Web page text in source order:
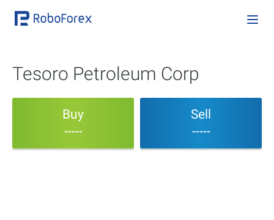
Tesoro Petroleum Corp
Buy
-----
Sell
-----